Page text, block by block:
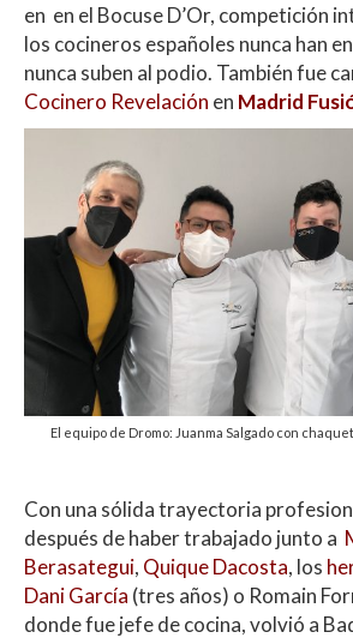
en en el Bocuse D’Or, competición
los cocineros españoles nunca han
nunca suben al podio. También fue
Cocinero Revelación en Madrid
El equipo de Dromo: Juanma Salgado con
Con una sólida trayectoria
después de haber trabajado junto a
Berasategui, Quique Dacosta, los
Dani García (tres años) o Romain
donde fue jefe de cocina, volvió a